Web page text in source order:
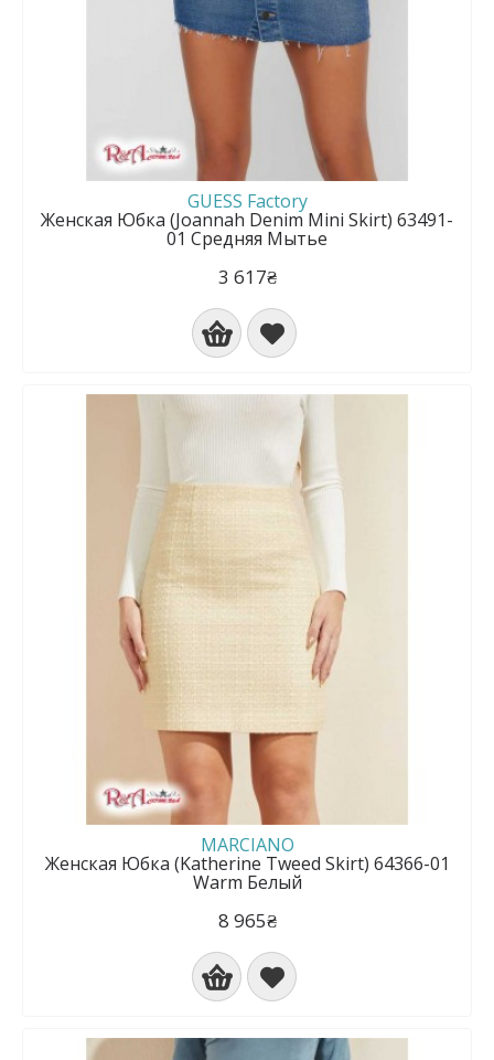
GUESS Factory
Женская Юбка (Joannah Denim Mini Skirt) 63491-
01 Средняя Мытье
3 617₴
MARCIANO
Женская Юбка (Katherine Tweed Skirt) 64366-01
Warm Белый
8 965₴